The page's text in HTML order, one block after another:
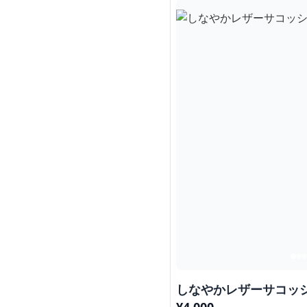
しなやかレザーサコッ